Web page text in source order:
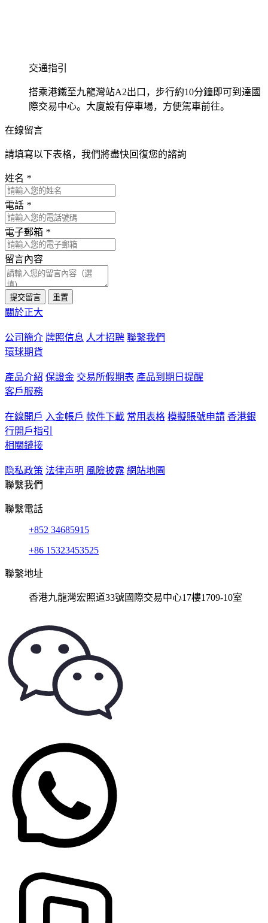
交通指引
搭乘港鐵至九龍灣站A2出口，步行約10分鐘即可到達國
際交易中心。大廈設有停車場，方便駕車前往。
在線留言
請填寫以下表格，我們將盡快回復您的諮詢
姓名 *
電話 *
電子郵箱 *
留言內容
提交留言 重置
關於正大
公司簡介 牌照信息 人才招聘 聯繫我們
環球期貨
產品介紹 保證金 交易所假期表 產品到期日提醒
客戶服務
在線開戶 入金帳戶 軟件下載 常用表格 模擬賬號申請 香港銀
行開戶指引
相關鏈接
隐私政策 法律声明 風險披露 網站地圖
聯繫我們
聯繫電話
+852 34685915
+86 15323453525
聯繫地址
香港九龍灣宏照道33號國際交易中心17樓1709-10室